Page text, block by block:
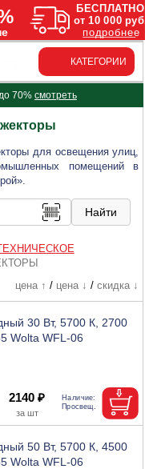
КАТЕГОРИИ
70% смотреть
для освещения улиц,
помещений в
цена ↑ / цена ↓ / скидка ↓
30 Вт, 5700 К, 2700
Wolta WFL-06
2140 ₽
50 Вт, 5700 К, 4500
Wolta WFL-06